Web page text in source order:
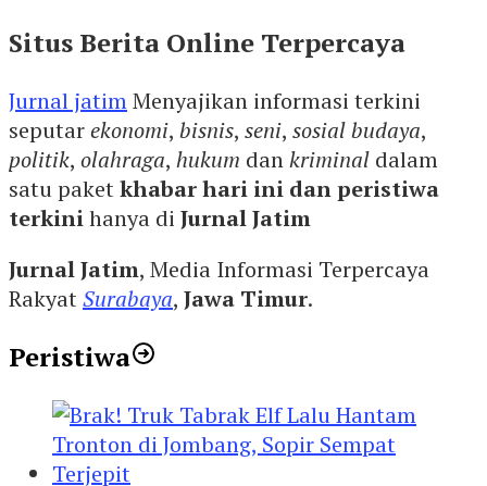
Situs Berita Online Terpercaya
Jurnal jatimMenyajikan informasi terkini
seputarekonomi, bisnis, seni, sosial budaya,
politik, olahraga, hukum dankriminal dalam
satu paketkhabar hari ini dan peristiwa
terkinihanya di Jurnal Jatim
Jurnal Jatim, Media Informasi Terpercaya
RakyatSurabaya, Jawa Timur.
Peristiwa